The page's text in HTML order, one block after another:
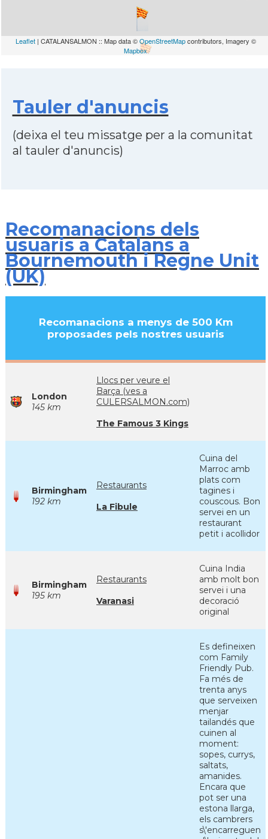
Leaflet| CATALANSALMON :: Map data ©OpenStreetMapcontributors, Imagery ©
Mapbox
Tauler d'anuncis
(deixa el teu missatge per a la comunitat
al tauler d'anuncis)
Recomanacions dels
usuaris a Catalans a
Bournemouth i Regne Unit
(UK)
Recomanacions a menys de 500 Km
proposades pels nostres usuaris
London
145 km
Llocs per veure el
Barça (ves a
CULERSALMON.com)
The Famous 3 Kings
Birmingham
192 km
Restaurants
La Fibule
Cuina del
Marroc amb
plats com
tagines i
couscous. Bon
servei en un
restaurant
petit i acollidor
Birmingham
195 km
Restaurants
Varanasi
Cuina India
amb molt bon
servei i una
decoració
original
Es defineixen
com Family
Friendly Pub.
Fa més de
trenta anys
que serveixen
menjar
tailandés que
cuinen al
moment:
sopes, currys,
saltats,
amanides.
Encara que
pot ser una
estona llarga,
els cambrers
s\'encarreguen